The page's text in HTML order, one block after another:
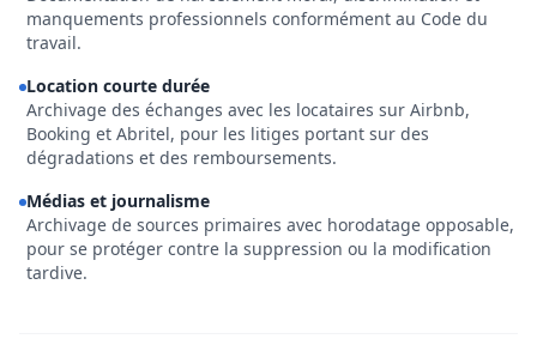
manquements professionnels conformément au Code du
travail.
Location courte durée
Archivage des échanges avec les locataires sur Airbnb,
Booking et Abritel, pour les litiges portant sur des
dégradations et des remboursements.
Médias et journalisme
Archivage de sources primaires avec horodatage opposable,
pour se protéger contre la suppression ou la modification
tardive.